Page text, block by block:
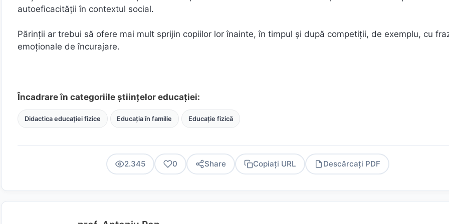
autoeficacității în contextul social.
Părinții ar trebui să ofere mai mult sprijin copiilor lor înainte, în timpul și după competiții, de exemplu, cu
emoționale de încurajare.
Încadrare în categoriile științelor educației:
Didactica educației fizice Educația în familie Educație fizică
2.345 0 Share Copiați URL Descărcați PDF